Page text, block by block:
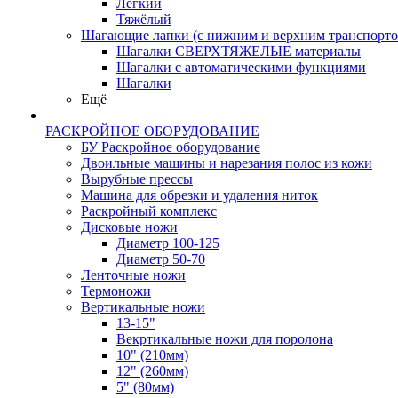
Лёгкий
Тяжёлый
Шагающие лапки (с нижним и верхним
Шагалки СВЕРХТЯЖЕЛЫЕ материалы
Шагалки с автоматическими функциями
Шагалки
Ещё
РАСКРОЙНОЕ ОБОРУДОВАНИЕ
БУ Раскройное оборудование
Двоильные машины и нарезания полос из кожи
Вырубные прессы
Машина для обрезки и удаления ниток
Раскройный комплекс
Дисковые ножи
Диаметр 100-125
Диаметр 50-70
Ленточные ножи
Термоножи
Вертикальные ножи
13-15"
Векртикальные ножи для поролона
10" (210мм)
12" (260мм)
5" (80мм)